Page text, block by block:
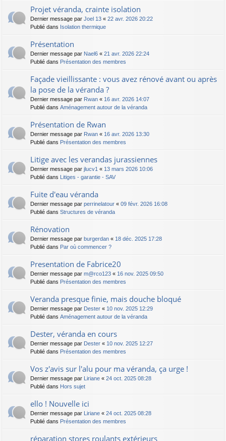
Projet véranda, crainte isolation
Dernier message par Joel 13 « 22 avr. 2026 20:22
Publié dans Isolation thermique
Présentation
Dernier message par Nael6 « 21 avr. 2026 22:24
Publié dans Présentation des membres
Façade vieillissante : vous avez rénové avant ou après
la pose de la véranda ?
Dernier message par Rwan « 16 avr. 2026 14:07
Publié dans Aménagement autour de la véranda
Présentation de Rwan
Dernier message par Rwan « 16 avr. 2026 13:30
Publié dans Présentation des membres
Litige avec les verandas jurassiennes
Dernier message par jlucv1 « 13 mars 2026 10:06
Publié dans
Litiges - garantie - SAV
Fuite d'eau véranda
Dernier message par perrinelatour « 09 févr. 2026 16:08
Publié dans Structures de véranda
Rénovation
Dernier message par burgerdan « 18 déc. 2025 17:28
Publié dans Par où commencer ?
Presentation de Fabrice20
Dernier message par m@rco123 « 16 nov. 2025 09:50
Publié dans Présentation des membres
Veranda presque finie, mais douche bloqué
Dernier message par Dester « 10 nov. 2025 12:29
Publié dans Aménagement autour de la véranda
Dester, véranda en cours
Dernier message par Dester « 10 nov. 2025 12:27
Publié dans Présentation des membres
Vos z'avis sur l'alu pour ma véranda, ça urge !
Dernier message par Liriane « 24 oct. 2025 08:28
Publié dans Hors sujet
ello ! Nouvelle ici
Dernier message par Liriane « 24 oct. 2025 08:28
Publié dans Présentation des membres
réparation stores roulants extérieurs